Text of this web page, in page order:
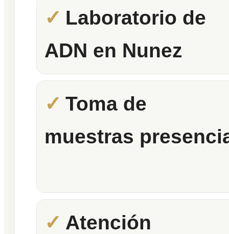
Laboratorio de
ADN en Nunez
Toma de
muestras
Atención